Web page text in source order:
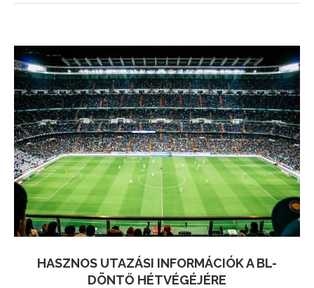
HASZNOS UTAZÁSI INFORMÁCIÓK A BL-
DÖNTŐ HÉTVÉGÉJÉRE